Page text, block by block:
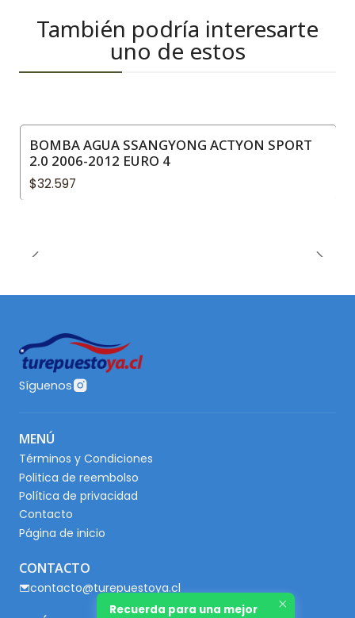
También podría interesarte
uno de estos
BOMBA AGUA SSANGYONG ACTYON SPORT
2.0 2006-2012 EURO 4
$32.597
Síguenos
MENÚ
Términos y Condiciones
Politica de reembolso
Política de privacidad
Contacto
Página de inicio
CONTACTO
contacto@turepuestoya.cl
Recuerda para una mejor